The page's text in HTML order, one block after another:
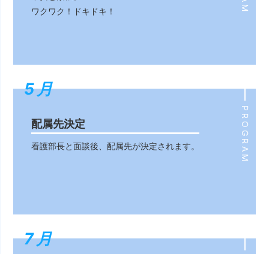
ワクワク！ドキドキ！
PROGRAM
5月
5月
配属先決定
看護部長と面談後、配属先が決定されます。
7月
7月